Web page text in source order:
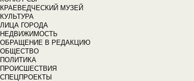
КРАЕВЕДЧЕСКИЙ МУЗЕЙ
КУЛЬТУРА
ЛИЦА ГОРОДА
НЕДВИЖИМОСТЬ
ОБРАЩЕНИЕ В РЕДАКЦИЮ
ОБЩЕСТВО
ПОЛИТИКА
ПРОИСШЕСТВИЯ
СПЕЦПРОЕКТЫ